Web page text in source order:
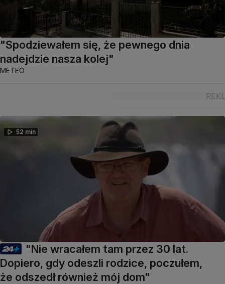
"Spodziewałem się, że pewnego dnia
nadejdzie nasza kolej"
METEO
52 min
"Nie wracałem tam przez 30 lat.
Dopiero, gdy odeszli rodzice, poczułem,
że odszedł również mój dom"